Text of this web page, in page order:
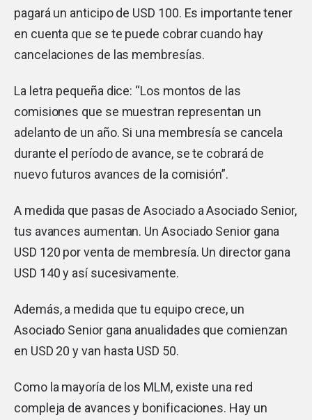
pagará un anticipo de USD 100. Es importante tener
en cuenta que se te puede cobrar cuando hay
cancelaciones de las membresías.
La letra pequeña dice: “Los montos de las
comisiones que se muestran representan un
adelanto de un año. Si una membresía se cancela
durante el período de avance, se te cobrará de
nuevo futuros avances de la comisión”.
A medida que pasas de Asociado a Asociado Senior,
tus avances aumentan. Un Asociado Senior gana
USD 120 por venta de membresía. Un director gana
USD 140 y así sucesivamente.
Además, a medida que tu equipo crece, un
Asociado Senior gana anualidades que comienzan
en USD 20 y van hasta USD 50.
Como la mayoría de los MLM, existe una red
compleja de avances y bonificaciones. Hay un